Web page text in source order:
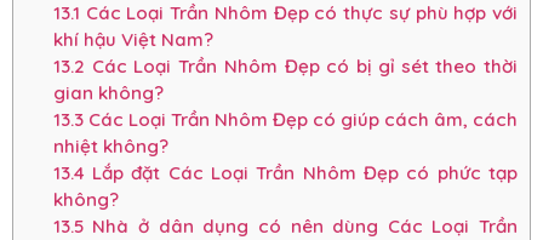
13.1 Các Loại Trần Nhôm Đẹp có thực sự phù hợp với
khí hậu Việt Nam?
13.2 Các Loại Trần Nhôm Đẹp có bị gỉ sét theo thời
gian không?
13.3Các Loại Trần Nhôm Đẹp có giúp cách âm, cách
nhiệt không?
13.4 Lắp đặt Các Loại Trần Nhôm Đẹp có phức tạp
không?
13.5Nhà ở dân dụng có nên dùng Các Loại Trần